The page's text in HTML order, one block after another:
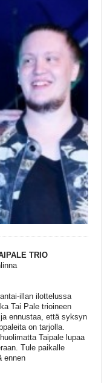
TRIO
illan ilottelussa
Tai Pale trioineen
ennustaa, että syksyn
on tarjolla.
Taipale lupaa
Tule paikalle
ennen